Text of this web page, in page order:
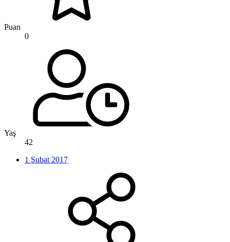
Puan
0
Yaş
42
1 Şubat 2017